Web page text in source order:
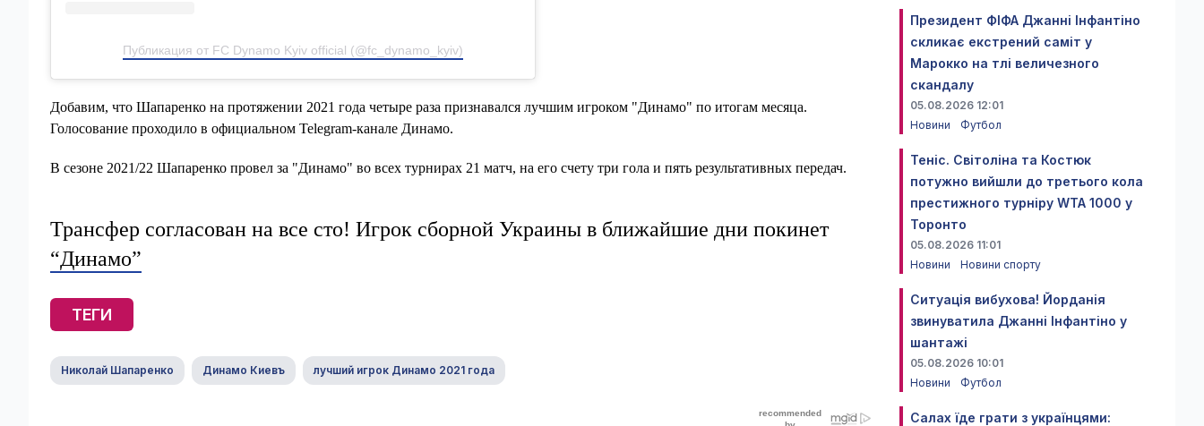
Публикация от FC Dynamo Kyiv official (@fc_dynamo_kyiv)
Добавим, что Шапаренко на протяжении 2021 года четыре раза признавался лучшим игроком "Динамо" по итогам месяца.
Голосование проходило в официальном Telegram-канале Динамо.
В сезоне 2021/22 Шапаренко провел за "Динамо" во всех турнирах 21 матч, на его счету три гола и пять результативных передач.
Трансфер согласован на все сто! Игрок сборной Украины в ближайшие дни покинет
“Динамо”
ТЕГИ
Николай Шапаренко Динамо Киевъ лучший игрок Динамо 2021 года
Президент ФІФА Джанні Інфантіно
скликає екстрений саміт у
Марокко на тлі величезного
скандалу
05.08.2026 12:01
Новини
Футбол
Теніс. Світоліна та Костюк
потужно вийшли до третього кола
престижного турніру WTA 1000 у
Торонто
05.08.2026 11:01
Новини
Новини спорту
Ситуація вибухова! Йорданія
звинуватила Джанні Інфантіно у
шантажі
05.08.2026 10:01
Новини
Футбол
Салах їде грати з українцями: